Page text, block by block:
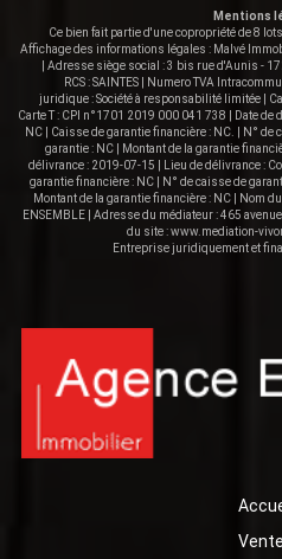
Mentions
Ce bien fait partie d'une copropriété de 8
Affichage des informations légales : Malvé
| Adresse siège social : 3 bis rue d'Aunis -
RCS : SAINTES | Numero TVA
juridique : Société à responsabilité limitée |
Carte T : CPI n°1701 2019 000 041 738 | Date
NC | Caisse de garantie financière : NC. | N°
garantie : NC | Montant de la garantie
délivrance : 2019-07-15 | Lieu de délivrance :
garantie financière : NC | N° de caisse de
Montant de la garantie financière : NC | Nom
ENSEMBLE | Adresse du médiateur : 465
du site :www.mediation-
Entreprise juridiquement et